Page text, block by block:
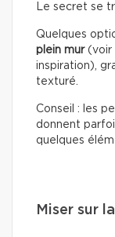
Le secret se
Quelques
plein mur (voir
inspiration),
texturé.
Conseil : les
donnent
quelques
Miser sur